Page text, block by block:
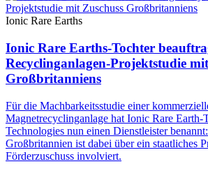
Ionic Rare Earths
Ionic Rare Earths-Tochter
Recyclinganlagen-Projektstudie
Großbritanniens
Für die Machbarkeitsstudie einer
Magnetrecyclinganlage hat Ionic Rare Earth-
Technologies nun einen Dienstleister
Großbritannien ist dabei über ein staatliches
Förderzuschuss involviert.